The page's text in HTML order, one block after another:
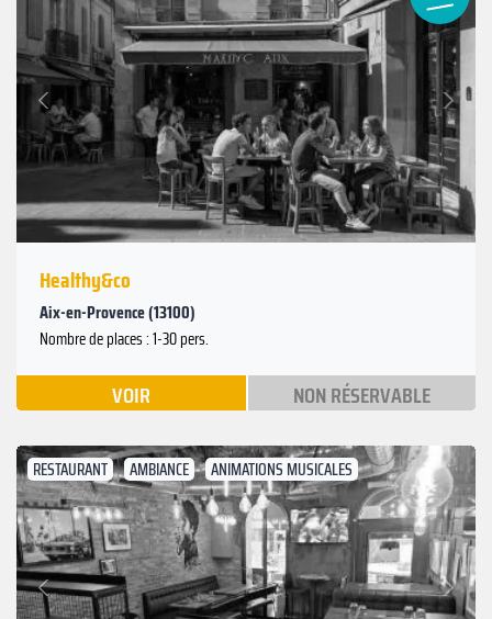
Précédent
Suivant
Healthy&co
Aix-en-Provence (13100)
Nombre de places : 1-30 pers.
VOIR NON RÉSERVABLE
RESTAURANT AMBIANCE ANIMATIONS MUSICALES
Précédent
Suivant